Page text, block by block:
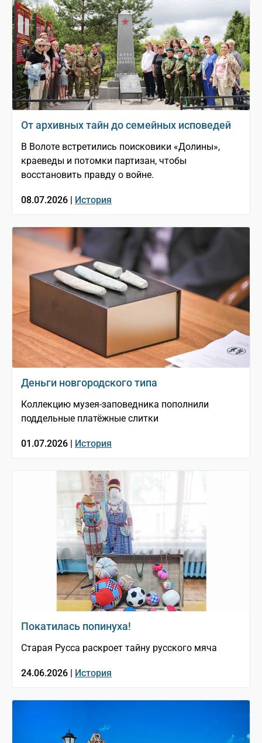
От архивных тайн до семейных исповедей
В Волоте встретились поисковики «Долины»,
краеведы и потомки партизан, чтобы
восстановить правду о войне.
08.07.2026 | История
Деньги новгородского типа
Коллекцию музея-заповедника пополнили
поддельные платёжные слитки
01.07.2026 | История
Покатилась попинуха!
Старая Русса раскроет тайну русского мяча
24.06.2026 | История